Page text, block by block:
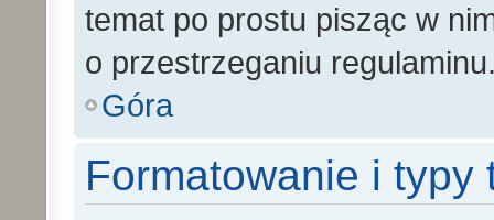
temat po prostu pisząc w
o przestrzeganiu
Góra
Formatowanie i typy